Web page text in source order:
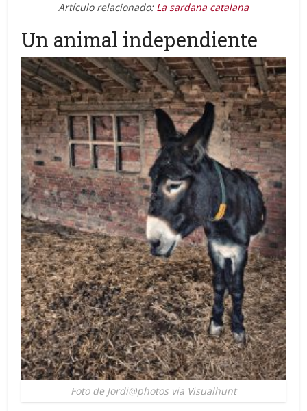
Artículo relacionado: La sardana catalana
Un animal independiente
Foto de Jordi@photos via Visualhunt